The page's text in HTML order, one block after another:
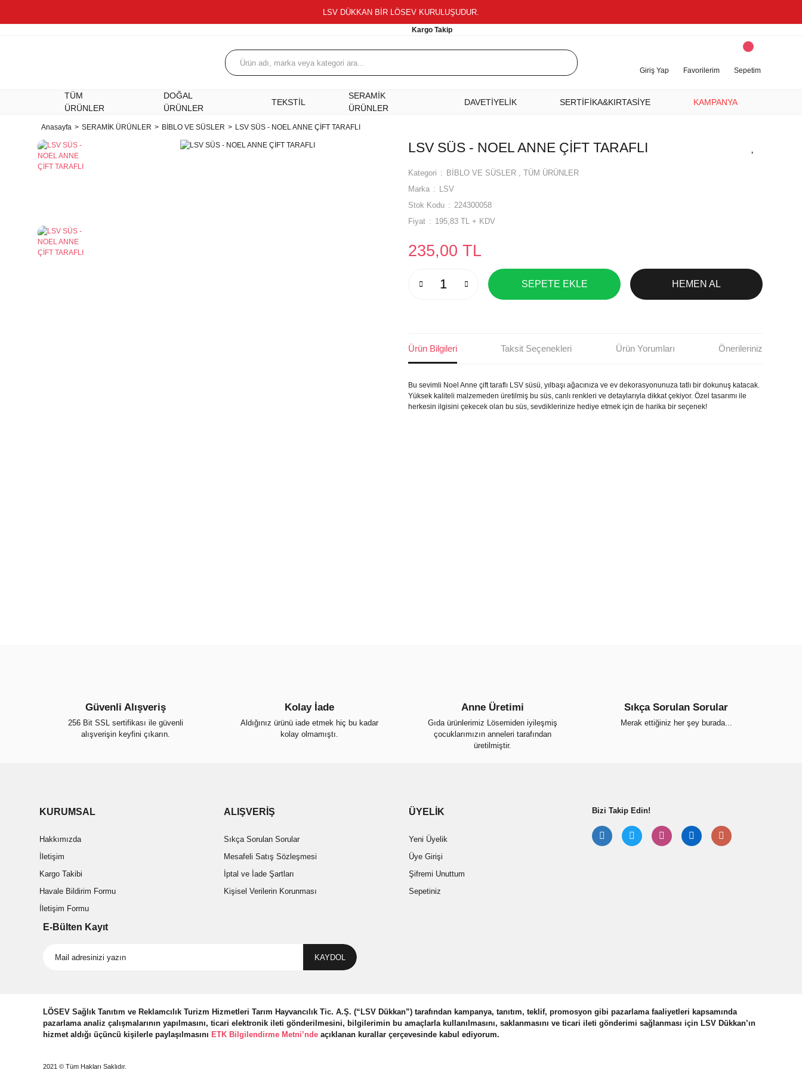
LSV DÜKKAN BİR LÖSEV KURULUŞUDUR.
Kargo Takip
Giriş Yap Favorilerim Sepetim
TÜM
ÜRÜNLER
DOĞAL
ÜRÜNLER
TEKSTİL
SERAMİK
ÜRÜNLER
DAVETİYELİK SERTİFİKA&KIRTASİYE KAMPANYA
Anasayfa SERAMİK ÜRÜNLER BİBLO VE SÜSLER LSV SÜS - NOEL ANNE ÇİFT TARAFLI
LSV SÜS - NOEL ANNE ÇİFT TARAFLI
Kategori BİBLO VE SÜSLER , TÜM ÜRÜNLER
Marka
LSV
Stok Kodu
224300058
Fiyat
195,83 TL + KDV
235,00 TL
SEPETE EKLE HEMEN AL
Ürün Bilgileri Taksit Seçenekleri Ürün Yorumları Önerileriniz
Bu sevimli Noel Anne çift taraflı LSV süsü, yılbaşı ağacınıza ve ev dekorasyonunuza tatlı bir dokunuş katacak.
Yüksek kaliteli malzemeden üretilmiş bu süs, canlı renkleri ve detaylarıyla dikkat çekiyor. Özel tasarımı ile
herkesin ilgisini çekecek olan bu süs, sevdiklerinize hediye etmek için de harika bir seçenek!
Güvenli Alışveriş
256 Bit SSL sertifikası ile güvenli
alışverişin keyfini çıkarın.
Kolay İade
Aldığınız ürünü iade etmek hiç bu kadar
kolay olmamıştı.
Anne Üretimi
Gıda ürünlerimiz Lösemiden iyileşmiş
çocuklarımızın anneleri tarafından
üretilmiştir.
Sıkça Sorulan Sorular
Merak ettiğiniz her şey burada...
KURUMSAL
Hakkımızda
İletişim
Kargo Takibi
Havale Bildirim Formu
İletişim Formu
ALIŞVERİŞ
Sıkça Sorulan Sorular
Mesafeli Satış Sözleşmesi
İptal ve İade Şartları
Kişisel Verilerin Korunması
ÜYELİK
Yeni Üyelik
Üye Girişi
Şifremi Unuttum
Sepetiniz
Bizi Takip Edin!
E-Bülten Kayıt
KAYDOL
LÖSEV Sağlık Tanıtım ve Reklamcılık Turizm Hizmetleri Tarım Hayvancılık Tic. A.Ş. (“LSV Dükkan”) tarafından kampanya, tanıtım, teklif, promosyon gibi pazarlama faaliyetleri kapsamında
pazarlama analiz çalışmalarının yapılmasını, ticari elektronik ileti gönderilmesini, bilgilerimin bu amaçlarla kullanılmasını, saklanmasını ve ticari ileti gönderimi sağlanması için LSV Dükkan’ın
hizmet aldığı üçüncü kişilerle paylaşılmasını ETK Bilgilendirme Metni’nde açıklanan kurallar çerçevesinde kabul ediyorum.
2021 © Tüm Hakları Saklıdır.